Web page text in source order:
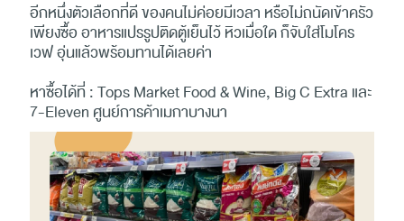
อีกหนึ่งตัวเลือกที่ดี ของคนไม่ค่อยมีเวลา หรือไม่ถนัดเข้าครัว
เพียงซื้อ อาหารแปรรูปติดตู้เย็นไว้ หิวเมื่อใด ก็จับใส่โมโคร
เวฟ อุ่นแล้วพร้อมทานได้เลยค่า
หาซื้อได้ที่ : Tops Market Food & Wine, Big C Extra และ
7-Eleven ศูนย์การค้าเมกาบางนา